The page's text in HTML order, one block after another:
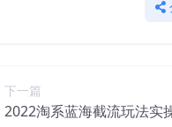
下一篇
2022淘系蓝海截流玩法实